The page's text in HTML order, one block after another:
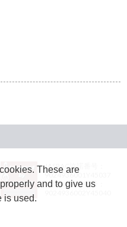
JASRAC許諾番号：
9024936001Y45037
JASRAC許諾番号：
These are
and to give us
is used.